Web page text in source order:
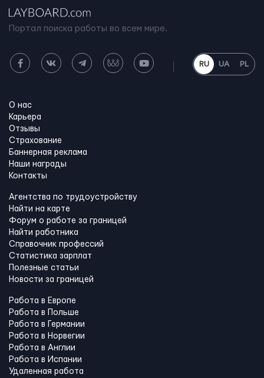
Портал поиска работы во всем мире.
RU UA PL
О нас
Карьера
Отзывы
Страхование
Баннерная реклама
Наши награды
Контакты
Агентства по трудоустройству
Найти на карте
Форум о работе за границей
Найти работника
Справочник профессий
Статистика зарплат
Полезные статьи
Новости за границей
Работа в Европе
Работа в Польше
Работа в Германии
Работа в Норвегии
Работа в Англии
Работа в Испании
Удаленная работа